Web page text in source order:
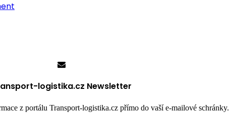
logistika.cz Newsletter
z portálu Transport-logistika.cz přímo do vaší e-mailové schránky.